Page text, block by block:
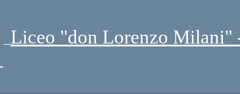
Liceo "don Lorenzo Milani"